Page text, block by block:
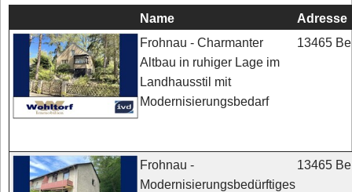
Name
Adresse
Frohnau - Charmanter
Altbau in ruhiger Lage im
Landhausstil mit
Modernisierungsbedarf
13465
Frohnau -
Modernisierungsbedürftiges
13465